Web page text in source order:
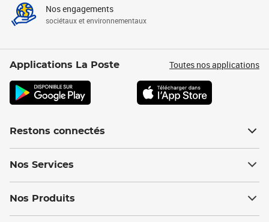
Nos engagements
sociétaux et environnementaux
Applications La Poste Toutes nos applications
Restons connectés
Nos Services
Nos Produits